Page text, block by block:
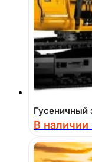
Гусеничный
В наличии